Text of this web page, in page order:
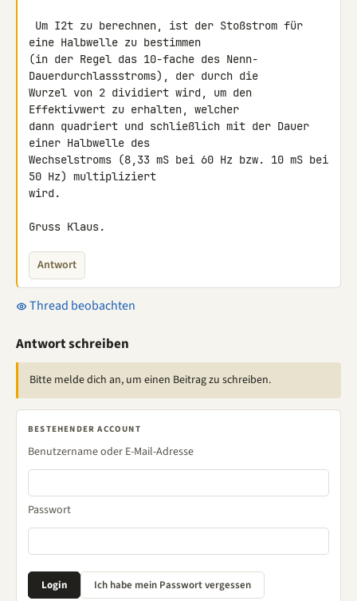
eine Halbwelle zu bestimmen
(in der Regel das 10-fache des Nenn-
Dauerdurchlassstroms), der durch die
Wurzel von 2 dividiert wird, um den
Effektivwert zu erhalten, welcher
dann quadriert und schließlich mit der Dauer
einer Halbwelle des
Wechselstroms (8,33 mS bei 60 Hz bzw. 10 mS bei
50 Hz) multipliziert
wird.
Gruss Klaus.
Antwort
Thread beobachten
Antwort schreiben
Bitte melde dich an, um einen Beitrag zu schreiben.
BESTEHENDER ACCOUNT
Benutzername oder E-Mail-Adresse
Passwort